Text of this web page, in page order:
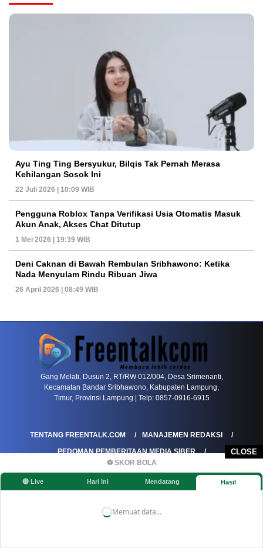
CLOSE
⚽ SKOR BOLA
🔴 Live Hari Ini Mendatang Hasil
Memuat data...
Ayu Ting Ting Bersyukur, Bilqis Tak Pernah Merasa
Kehilangan Sosok Ini
22 Juli 2026 | 10:09 WIB
Pengguna Roblox Tanpa Verifikasi Usia Otomatis Masuk
Akun Anak, Akses Chat Ditutup
1 Mei 2026 | 19:39 WIB
Deni Caknan di Bawah Rembulan Sribhawono: Ketika
Nada Menyulam Rindu Ribuan Jiwa
26 April 2026 | 08:49 WIB
Gang Melati, Dusun 2, RT/RW 012/004, Desa Srimenanti,
Kecamatan Bandar Sribhawono, Kabupaten Lampung,
Timur, Provinsi Lampung | Telp: 0857-0916-6915
TENTANG FREENTALK.COM
MANAJEMEN REDAKSI
PEDOMAN PEMBERITAAN MEDIA SIBER
PEDOMAN PEMBERITAAN RAMAH ANAK
KOREKSI & KLARIFIKASI
KEBIJAKAN IKLAN / ADVERTORIAL